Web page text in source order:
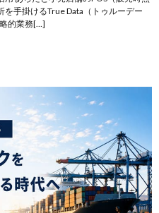
を手掛けるTrue Data（トゥルーデー
的業務[…]